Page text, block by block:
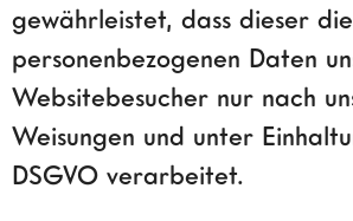
gewährleistet, dass dieser die
personenbezogenen Daten
Websitebesucher nur nach
Weisungen und unter
DSGVO verarbeitet.